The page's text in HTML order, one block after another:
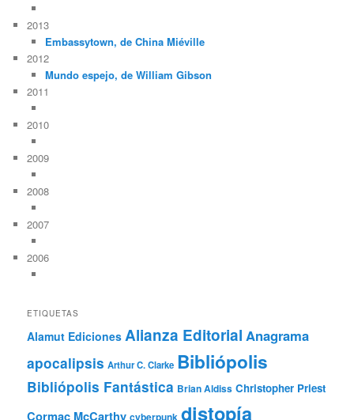
2013
Embassytown, de China Miéville
2012
Mundo espejo, de William Gibson
2011
2010
2009
2008
2007
2006
ETIQUETAS
Alamut Ediciones Alianza Editorial Anagrama
apocalipsis Arthur C. Clarke Bibliópolis
Bibliópolis Fantástica Brian Aldiss Christopher Priest
Cormac McCarthy cyberpunk distopía